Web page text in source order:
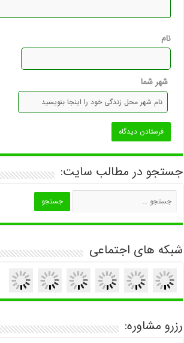
نام
شهر شما
جستجو در مطالب سایت:
شبکه های اجتماعی
رزرو مشاوره: